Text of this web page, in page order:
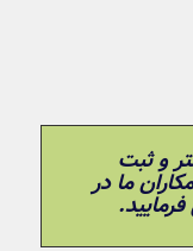
و ثبت
ما در